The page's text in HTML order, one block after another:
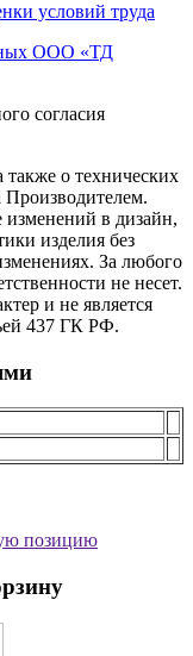
условий труда
ООО «ТД
согласия
о технических
Производителем.
изменений в дизайн,
изделия без
За любого
не несет.
и не является
437 ГК РФ.
позицию